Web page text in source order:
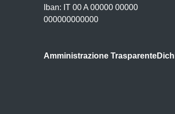
Iban: IT 00 A 00000 00000
000000000000
Amministrazione Trasparente